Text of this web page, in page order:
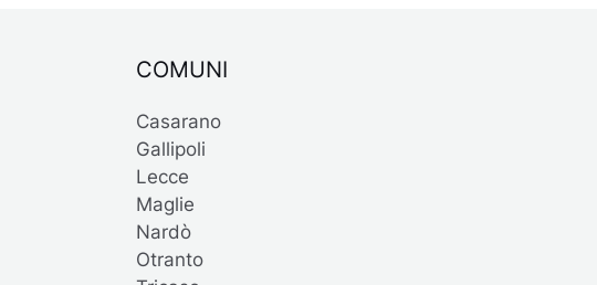
COMUNI
Casarano
Gallipoli
Lecce
Maglie
Nardò
Otranto